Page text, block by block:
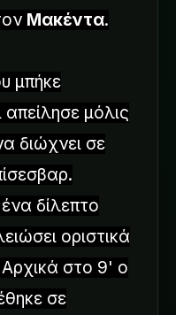
Μακέντα.
μπήκε
μόλις
διώχνει σε
δίλεπτο
οριστικά
στο 9' ο
σε